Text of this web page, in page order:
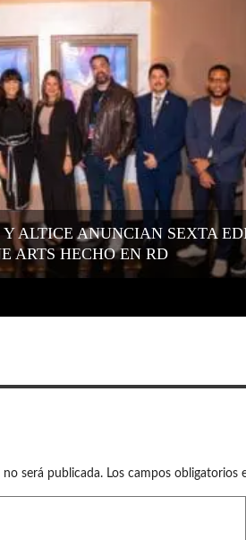
ALTICE ANUNCIAN SEXTA
ARTS HECHO EN RD
será publicada. Los campos obligatorios